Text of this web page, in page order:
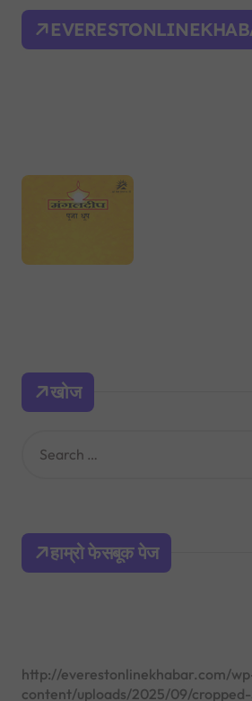
खोज
h
o
हाम्रो फेसबूक पेज
http://everestonlinekhabar.com/
content/uploads/2025/09/